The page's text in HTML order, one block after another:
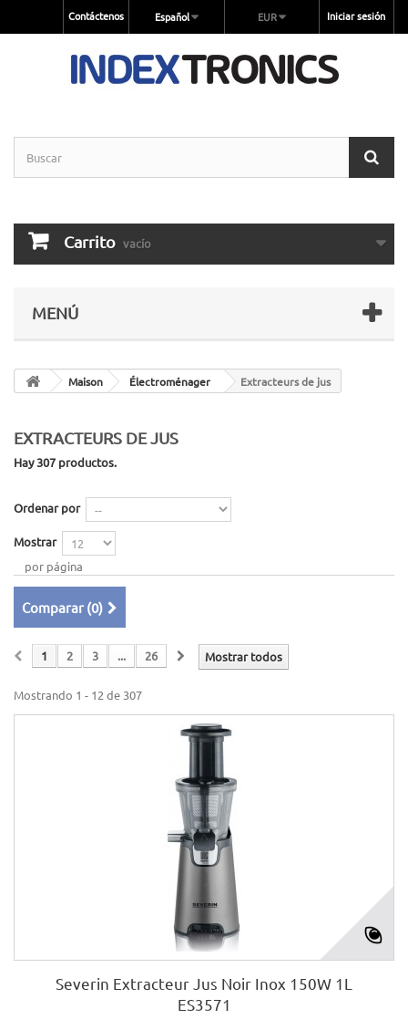
Iniciar sesión
EUR
Español
Contáctenos
Carrito vacío
MENÚ
Maison Électroménager Extracteurs de jus
EXTRACTEURS DE JUS
Hay 307 productos.
Ordenar por
Mostrar
por página
Comparar (0)
Mostrar todos
1 2 3 ... 26
Mostrando 1 - 12 de 307
Severin Extracteur Jus Noir Inox 150W 1L
ES3571